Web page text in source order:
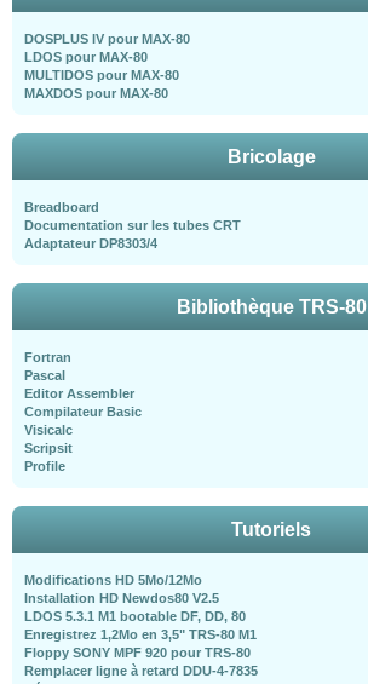
DOSPLUS IV pour MAX-80
LDOS pour MAX-80
MULTIDOS pour MAX-80
MAXDOS pour MAX-80
Bricolage
Breadboard
Documentation sur les tubes CRT
Adaptateur DP8303/4
Bibliothèque TRS-80
Fortran
Pascal
Editor Assembler
Compilateur Basic
Visicalc
Scripsit
Profile
Tutoriels
Modifications HD 5Mo/12Mo
Installation HD Newdos80 V2.5
LDOS 5.3.1 M1 bootable DF, DD, 80
Enregistrez 1,2Mo en 3,5" TRS-80 M1
Floppy SONY MPF 920 pour TRS-80
Remplacer ligne à retard DDU-4-7835